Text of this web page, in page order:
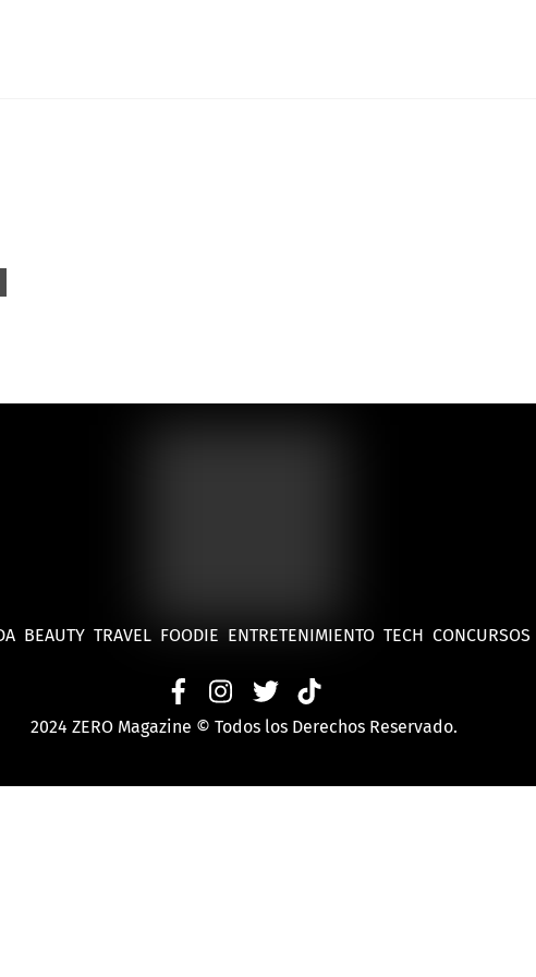
BEAUTY TRAVEL FOODIE ENTRETENIMIENTO TECH CONCURSOS
2024 ZERO Magazine © Todos los Derechos Reservado.